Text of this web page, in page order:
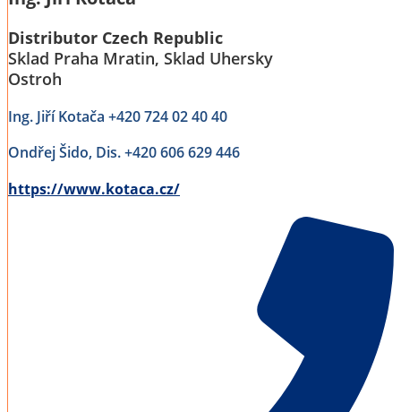
Distributor Czech Republic
Sklad Praha Mratin, Sklad Uhersky
Ostroh
Ing. Jiří Kotača +420 724 02 40 40
Ondřej Šido, Dis. +420 606 629 446
https://www.kotaca.cz/